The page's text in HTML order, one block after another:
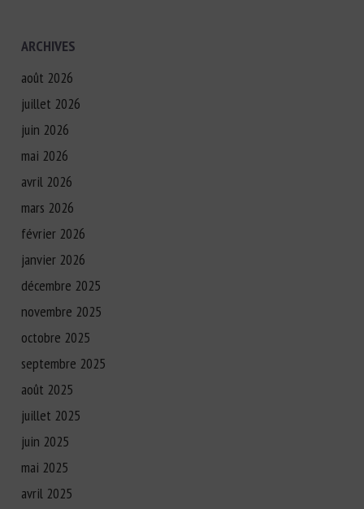
ARCHIVES
août 2026
juillet 2026
juin 2026
mai 2026
avril 2026
mars 2026
février 2026
janvier 2026
décembre 2025
novembre 2025
octobre 2025
septembre 2025
août 2025
juillet 2025
juin 2025
mai 2025
avril 2025